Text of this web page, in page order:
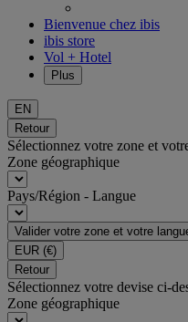
Bienvenue chez ibis
ibis store
Vol + Hotel
Plus
EN
Retour
Sélectionnez votre zone et
Zone géographique
Pays/Région - Langue
Valider votre zone et votre
EUR (€)
Retour
Sélectionnez votre devise ci-
Zone géographique